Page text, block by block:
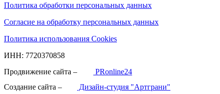
Политика обработки персональных данных
Согласие на обработку персональных данных
Политика использования Cookies
ИНН: 7720370858
Продвижение сайта –
PRonline24
Создание сайта –
Дизайн-студия "Артграни"